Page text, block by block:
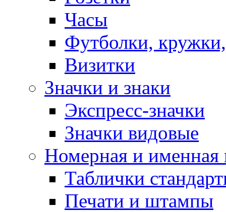
Часы
Футболки,
Визитки
Значки и знаки
Экспресс-значки
Значки видовые
Номерная и именная
Таблички
Печати и штампы